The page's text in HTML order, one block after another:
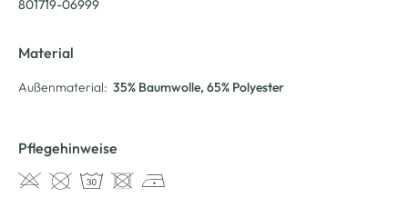
801719-06999
Material
Außenmaterial: 35% Baumwolle, 65% Polyester
Pflegehinweise